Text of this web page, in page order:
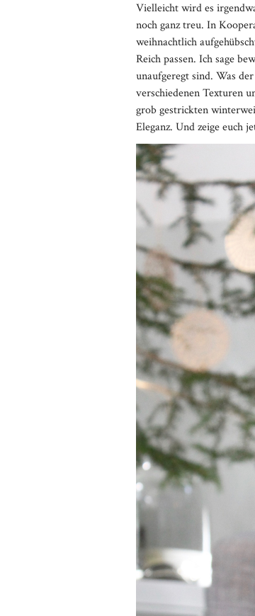
Vielleicht wird es
noch ganz treu. In
weihnachtlich
Reich passen. Ich sage
unaufgeregt sind. Was
verschiedenen Texturen
grob gestrickten
Eleganz. Und zeige euch